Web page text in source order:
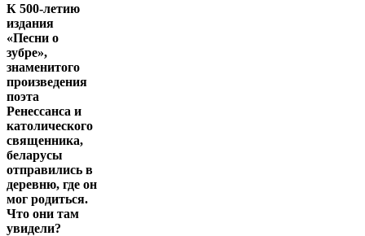
К 500-летию
издания
«Песни о
зубре»,
знаменитого
произведения
поэта
Ренессанса и
католического
священника,
беларусы
отправились в
деревню, где он
мог родиться.
Что они там
увидели?